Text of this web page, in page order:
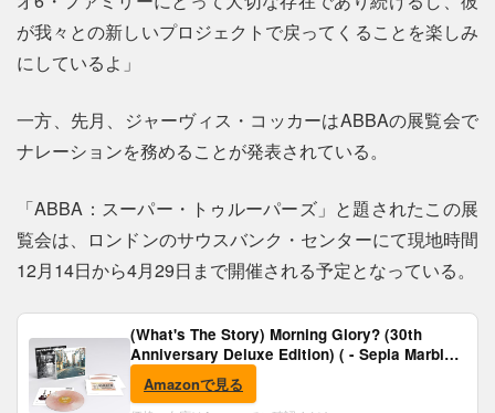
が我々との新しいプロジェクトで戻ってくることを楽しみ
にしているよ」
一方、先月、ジャーヴィス・コッカーはABBAの展覧会で
ナレーションを務めることが発表されている。
「ABBA：スーパー・トゥルーパーズ」と題されたこの展
覧会は、ロンドンのサウスバンク・センターにて現地時間
12月14日から4月29日まで開催される予定となっている。
(What's The Story) Morning Glory? (30th
Anniversary Deluxe Edition) ( - Sepia Marble
Vinyl) [Analog]
Amazonで見る